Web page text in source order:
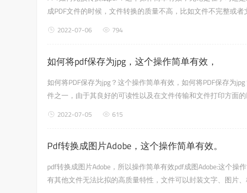
成PDF文件的时候，文件转换的质量不高，比如文件不完整或
2022-07-06 794
如何将pdf保存为jpg，这个操作简单有效，
如何将PDF保存为jpg？这个操作简单有效，如何将PDF保存为
件之一，由于其良好的可读性以及在文件传输和文件打印方面
2022-07-05 615
Pdf转换成图片Adobe，这个操作简单有效。
pdf转换成图片Adobe，所以操作简单有效pdf成图Adobe:这个
有其他文件无法比拟的高质量特性，文件可以封装文字、图片